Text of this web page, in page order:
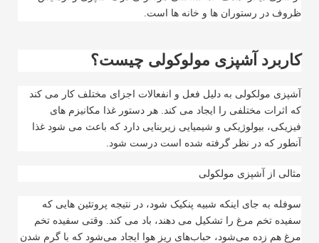
ظروف در رستوران ها و خانه ها است
کاربرد آشپزی مولوکولی چیست؟
آشپزی مولکولی به دلیل فعل و انفعالات اجزای مختلف کار می کند
که اثرات مختلفی را ایجاد می کند. هر دستور غذا مکانیزم های
فیزیکی، بیولوژیکی و شیمیایی زیربنایی دارد که باعث می شود غذا
آنطور که در نظر گرفته شده است درست شود
مثالی از آشپزی مولکولی
سوفله به جای اینکه شبیه پنکیک شود، در نتیجه پروتئین هایی که
سفیده تخم مرغ را تشکیل می دهند، باد می کند. وقتی سفیده تخم
مرغ هم زده می‌شود، حباب‌های ریز هوا ایجاد می‌شود که با گرم شدن